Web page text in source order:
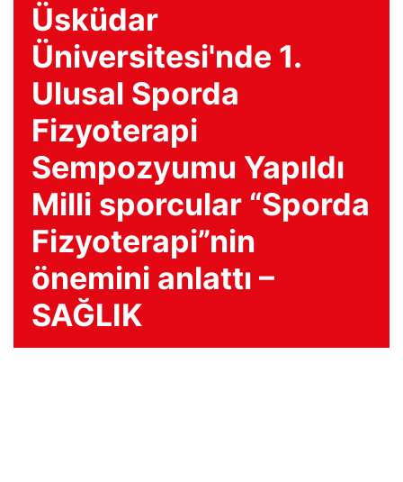
Üsküdar
Üniversitesi'nde 1.
Ulusal Sporda
Fizyoterapi
Sempozyumu Yapıldı
Milli sporcular “Sporda
Fizyoterapi”nin
önemini anlattı –
SAĞLIK